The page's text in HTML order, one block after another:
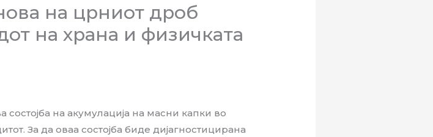
на црниот дроб
на храна и физичката
на акумулација на масни капки во
За да оваа состојба биде дијагностицирана